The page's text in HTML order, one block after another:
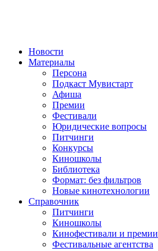
Новости
Материалы
Персона
Подкаст Мувистарт
Афиша
Премии
Фестивали
Юридические вопросы
Питчинги
Конкурсы
Киношколы
Библиотека
Формат: без фильтров
Новые кинотехнологии
Справочник
Питчинги
Киношколы
Кинофестивали и премии
Фестивальные агентства